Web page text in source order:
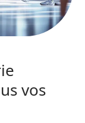
vos